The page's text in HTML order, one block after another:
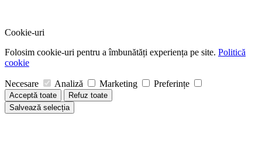
Cookie-uri
Folosim cookie-uri pentru a îmbunătăți experiența pe site. Politică
cookie
Necesare Analiză Marketing Preferințe
Acceptă toate
Refuz toate
Salvează selecția